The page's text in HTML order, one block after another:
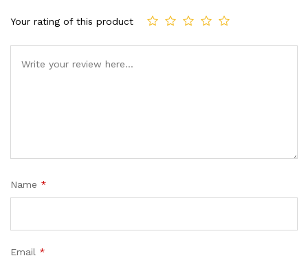
Your rating of this product
Name *
Email *